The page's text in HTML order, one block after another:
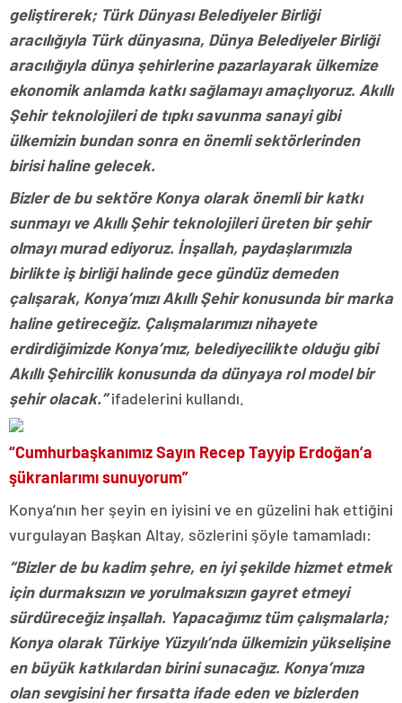
geliştirerek; Türk Dünyası Belediyeler Birliği
aracılığıyla Türk dünyasına, Dünya Belediyeler Birliği
aracılığıyla dünya şehirlerine pazarlayarak ülkemize
ekonomik anlamda katkı sağlamayı amaçlıyoruz. Akıllı
Şehir teknolojileri de tıpkı savunma sanayi gibi
ülkemizin bundan sonra en önemli sektörlerinden
birisi haline gelecek.
Bizler de bu sektöre Konya olarak önemli bir katkı
sunmayı ve Akıllı Şehir teknolojileri üreten bir şehir
olmayı murad ediyoruz. İnşallah, paydaşlarımızla
birlikte iş birliği halinde gece gündüz demeden
çalışarak, Konya’mızı Akıllı Şehir konusunda bir marka
haline getireceğiz. Çalışmalarımızı nihayete
erdirdiğimizde Konya’mız, belediyecilikte olduğu gibi
Akıllı Şehircilik konusunda da dünyaya rol model bir
şehir olacak.”ifadelerini kullandı.
“Cumhurbaşkanımız Sayın Recep Tayyip Erdoğan’a
şükranlarımı sunuyorum”
Konya’nın her şeyin en iyisini ve en güzelini hak ettiğini
vurgulayan Başkan Altay, sözlerini şöyle tamamladı:
“Bizler de bu kadim şehre, en iyi şekilde hizmet etmek
için durmaksızın ve yorulmaksızın gayret etmeyi
sürdüreceğiz inşallah. Yapacağımız tüm çalışmalarla;
Konya olarak Türkiye Yüzyılı’nda ülkemizin yükselişine
en büyük katkılardan birini sunacağız. Konya’mıza
olan sevgisini her fırsatta ifade eden ve bizlerden